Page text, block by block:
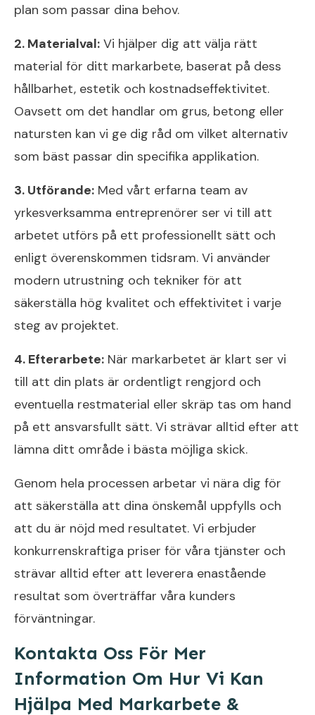
plan som passar dina behov.
2. Materialval: Vi hjälper dig att välja rätt
material för ditt markarbete, baserat på dess
hållbarhet, estetik och kostnadseffektivitet.
Oavsett om det handlar om grus, betong eller
natursten kan vi ge dig råd om vilket alternativ
som bäst passar din specifika applikation.
3. Utförande: Med vårt erfarna team av
yrkesverksamma entreprenörer ser vi till att
arbetet utförs på ett professionellt sätt och
enligt överenskommen tidsram. Vi använder
modern utrustning och tekniker för att
säkerställa hög kvalitet och effektivitet i varje
steg av projektet.
4. Efterarbete: När markarbetet är klart ser vi
till att din plats är ordentligt rengjord och
eventuella restmaterial eller skräp tas om hand
på ett ansvarsfullt sätt. Vi strävar alltid efter att
lämna ditt område i bästa möjliga skick.
Genom hela processen arbetar vi nära dig för
att säkerställa att dina önskemål uppfylls och
att du är nöjd med resultatet. Vi erbjuder
konkurrenskraftiga priser för våra tjänster och
strävar alltid efter att leverera enastående
resultat som överträffar våra kunders
förväntningar.
Kontakta Oss För Mer
Information Om Hur Vi Kan
Hjälpa Med Markarbete &